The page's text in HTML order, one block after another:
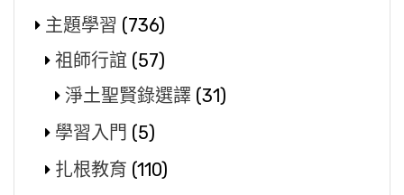
主題學習 (736)
祖師行誼 (57)
淨土聖賢錄選譯 (31)
學習入門 (5)
扎根教育 (110)